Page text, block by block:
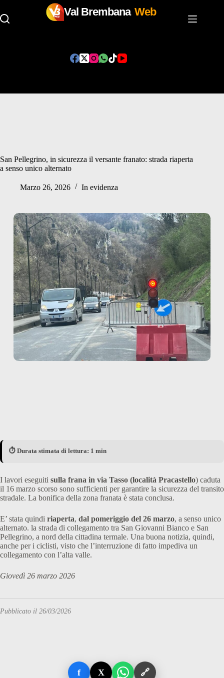
Val Brembana Web
San Pellegrino, in sicurezza il versante franato: strada riaperta
a senso unico alternato
Marzo 26, 2026 In evidenza
⏱️ Durata stimata di lettura: 1 min
I lavori eseguiti sulla frana in via Tasso (località Pracastello) caduta
il 16 marzo scorso sono sufficienti per garantire la sicurezza del transito
stradale. La bonifica della zona franata è stata conclusa.
E’ stata quindi riaperta, dal pomeriggio del 26 marzo, a senso unico
alternato. la strada di collegamento tra San Giovanni Bianco e San
Pellegrino, a nord della cittadina termale. Una buona notizia, quindi,
anche per i ciclisti, visto che l’interruzione di fatto impediva un
collegamento con l’alta valle.
Giovedì 26 marzo 2026
Pubblicato il 26/03/2026
f X 🔗